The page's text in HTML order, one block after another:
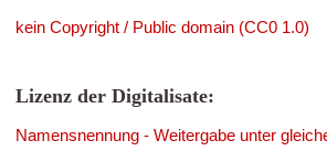
kein Copyright / Public domain (CC0 1.0)
Lizenz der Digitalisate:
Namensnennung - Weitergabe unter